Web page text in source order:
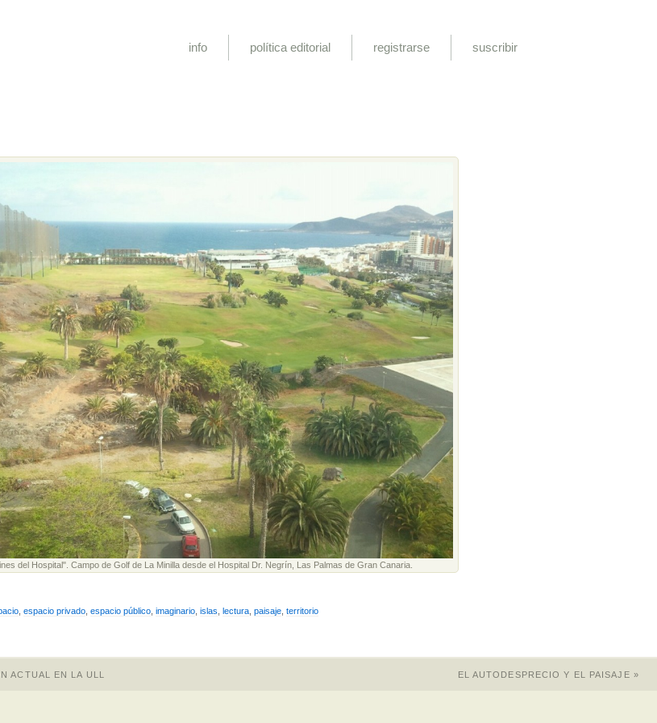
info política editorial registrarse suscribir
del Hospital". Campo de Golf de La Minilla desde el Hospital Dr. Negrín, Las Palmas de Gran Canaria.
espacio privado espacio público imaginario islas lectura paisaje territorio
ACTUAL EN LA ULL EL AUTODESPRECIO Y EL PAISAJE »